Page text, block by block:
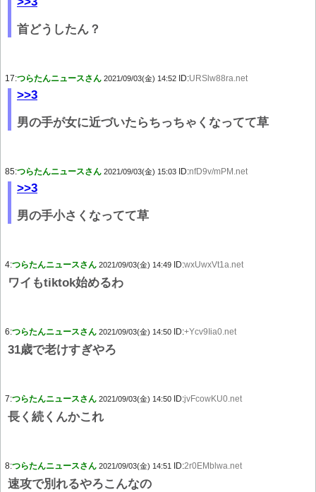
首どうしたん？
17:つらたんニュースさん 2021/09/03(金) 14:52 ID:URSlw88ra.net
>>3
男の手が女に近づいたらちっちゃくなってて草
85:つらたんニュースさん 2021/09/03(金) 15:03 ID:nfD9v/mPM.net
>>3
男の手小さくなってて草
4:つらたんニュースさん 2021/09/03(金) 14:49 ID:wxUwxVt1a.net
ワイもtiktok始めるわ
6:つらたんニュースさん 2021/09/03(金) 14:50 ID:+Ycv9Iia0.net
31歳で老けすぎやろ
7:つらたんニュースさん 2021/09/03(金) 14:50 ID:jvFcowKU0.net
長く続くんかこれ
8:つらたんニュースさん 2021/09/03(金) 14:51 ID:2r0EMblwa.net
速攻で別れるやろこんなの